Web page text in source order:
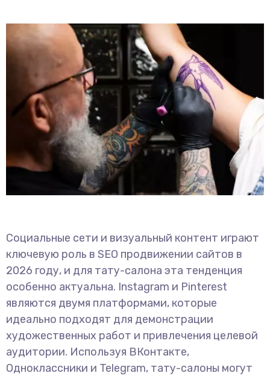
Социальные сети и визуальный контент играют
ключевую роль в SEO продвижении сайтов в
2026 году, и для тату-салона эта тенденция
особенно актуальна. Instagram и Pinterest
являются двумя платформами, которые
идеально подходят для демонстрации
художественных работ и привлечения целевой
аудитории. Используя ВКонтакте,
Одноклассники и Telegram, тату-салоны могут